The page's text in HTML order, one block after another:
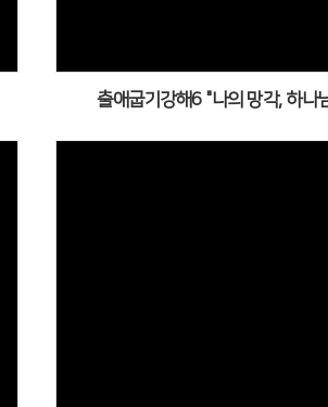
출애굽기강해6 "나의 망각, 하나